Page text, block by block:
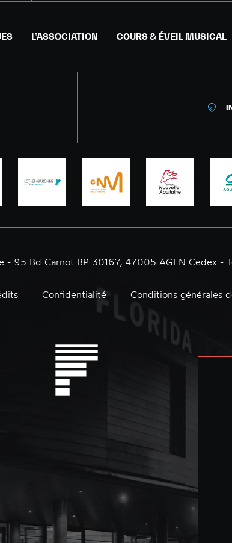
L’ASSOCIATION COURS & ÉVEIL MUSICAL
- 95 Bd Carnot BP 30167, 47005 AGEN Cedex -
Confidentialité Conditions générales